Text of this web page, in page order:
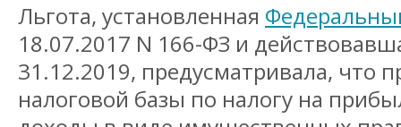
Льгота, установленная
18.07.2017 N 166-ФЗ и
31.12.2019, предусматривала, что
налоговой базы по налогу на